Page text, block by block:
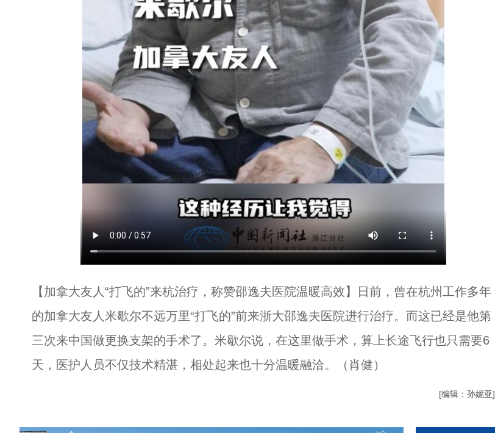
【加拿大友人“打飞的”来杭治疗，称赞邵逸夫医院温暖高效】日前，曾在杭州工作多年
的加拿大友人米歇尔不远万里“打飞的”前来浙大邵逸夫医院进行治疗。而这已经是他第
三次来中国做更换支架的手术了。米歇尔说，在这里做手术，算上长途飞行也只需要6
天，医护人员不仅技术精湛，相处起来也十分温暖融洽。（肖健）
[编辑：孙妮亚]